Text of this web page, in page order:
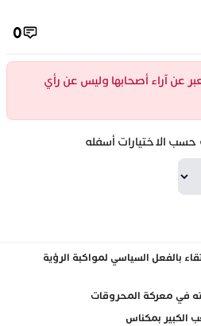
0
عن آراء أصحابها وليس عن رأي
حسب الاختيارات أسفله
بالفعل السياسي لمواكبة الرؤية
في معركة المحروقات